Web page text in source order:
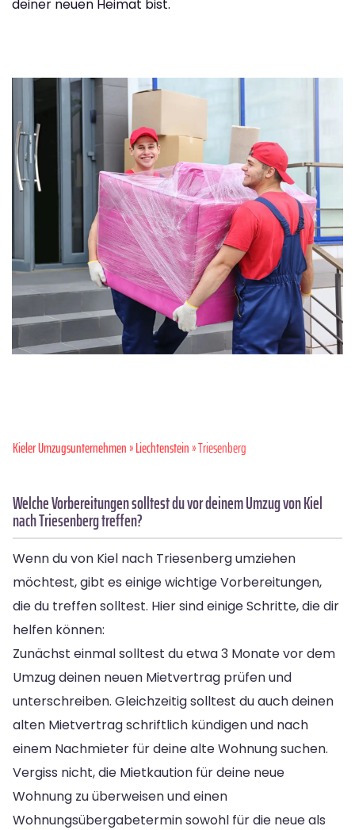
deiner neuen Heimat bist.
Kieler Umzugsunternehmen»Liechtenstein» Triesenberg
Welche Vorbereitungen solltest du vor deinem Umzug von Kiel
nach Triesenberg treffen?
Wenn du von Kiel nach Triesenberg umziehen
möchtest, gibt es einige wichtige Vorbereitungen,
die du treffen solltest. Hier sind einige Schritte, die dir
helfen können:
Zunächst einmal solltest du etwa 3 Monate vor dem
Umzug deinen neuen Mietvertrag prüfen und
unterschreiben. Gleichzeitig solltest du auch deinen
alten Mietvertrag schriftlich kündigen und nach
einem Nachmieter für deine alte Wohnung suchen.
Vergiss nicht, die Mietkaution für deine neue
Wohnung zu überweisen und einen
Wohnungsübergabetermin sowohl für die neue als